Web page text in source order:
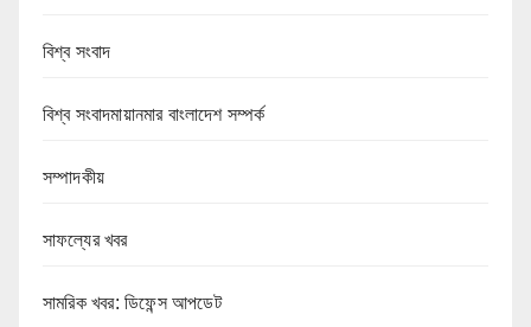
বিশ্ব সংবাদ
বিশ্ব সংবাদমায়ানমার বাংলাদেশ সম্পর্ক
সম্পাদকীয়
সাফল্যের খবর
সামরিক খবর: ডিফেন্স আপডেট